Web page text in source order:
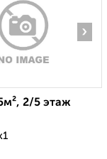
›
2/5 этаж